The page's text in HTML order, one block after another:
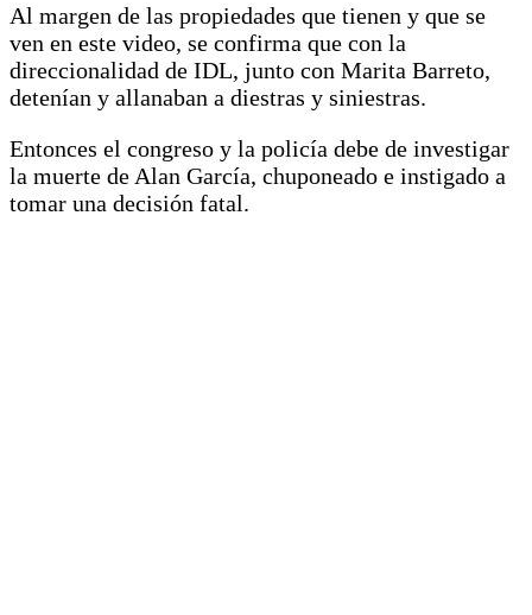
Al margen de las propiedades que tienen y que se
ven en este video, se confirma que con la
direccionalidad de IDL, junto con Marita Barreto,
detenían y allanaban a diestras y siniestras.
Entonces el congreso y la policía debe de investigar
la muerte de Alan García, chuponeado e instigado a
tomar una decisión fatal.